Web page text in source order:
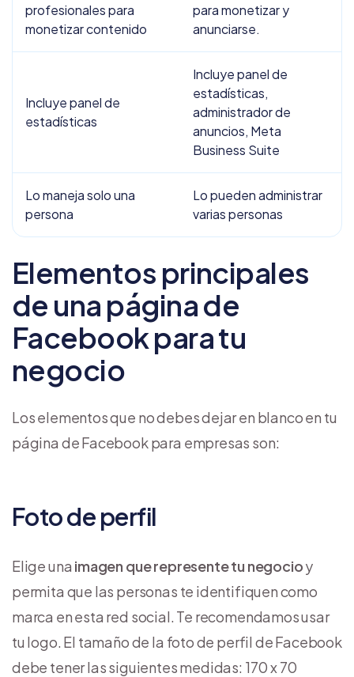
profesionales para
monetizar contenido
para monetizar y
anunciarse.
Incluye panel de
estadísticas
Incluye panel de
estadísticas,
administrador de
anuncios, Meta
Business Suite
Lo maneja solo una
persona
Lo pueden administrar
varias personas
Elementos principales
de una página de
Facebook para tu
negocio
Los elementos que no debes dejar en blanco en tu
página de Facebook para empresas son:
Foto de perfil
Elige una imagen que represente tu negocioy
permita que las personas te identifiquen como
marca en esta red social. Te recomendamos usar
tu logo. El tamaño de la foto de perfil de Facebook
debe tener las siguientes medidas: 170 x 70